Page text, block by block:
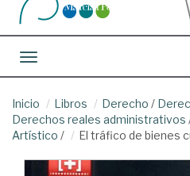
Toggle navigation
Inicio Libros Derecho /
Derechos reales administrativos
Artístico / El tráfico de bienes